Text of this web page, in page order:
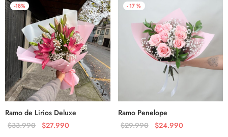
-18%
Ramo de Lirios Deluxe
$33.990 $27.990
- 17 %
Ramo Penelope
$29.990 $24.990